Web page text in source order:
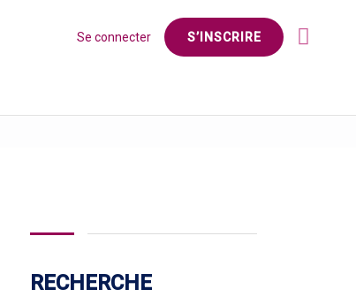
Se connecter S’INSCRIRE
RECHERCHE